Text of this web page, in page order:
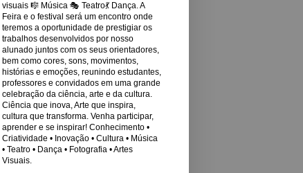
visuais 🎼 Música 🎭 Teatro💃 Dança. A
Feira e o festival será um encontro onde
teremos a oportunidade de prestigiar os
trabalhos desenvolvidos por nosso
alunado juntos com os seus orientadores,
bem como cores, sons, movimentos,
histórias e emoções, reunindo estudantes,
professores e convidados em uma grande
celebração da ciência, arte e da cultura.
Ciência que inova, Arte que inspira,
cultura que transforma. Venha participar,
aprender e se inspirar! Conhecimento •
Criatividade • Inovação • Cultura • Música
• Teatro • Dança • Fotografia • Artes
Visuais.